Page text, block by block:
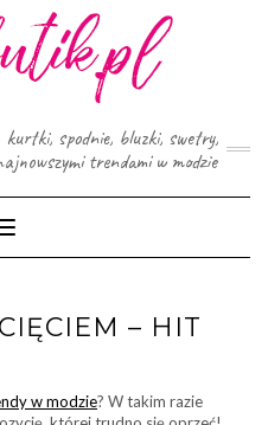
spodnie, bluzki, swetry,
trendami w modzie
Toggle
Navigation
– HIT
w modzie? W takim razie